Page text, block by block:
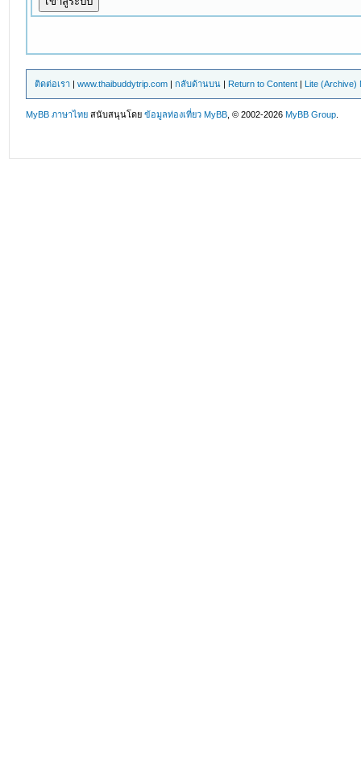
ติดต่อเรา |www.thaibuddytrip.com |กลับด้านบน | Return to Content | Lite (Archive)
MyBB ภาษาไทย สนับสนุนโดยข้อมูลท่องเที่ยว MyBB , © 2002-2026MyBB Group